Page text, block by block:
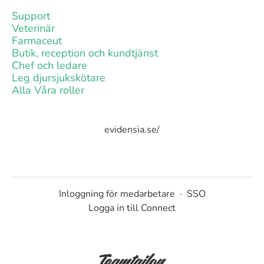
Support
Veterinär
Farmaceut
Butik, reception och kundtjänst
Chef och ledare
Leg djursjukskötare
Alla Våra roller
evidensia.se/
Inloggning för medarbetare · SSO
Logga in till Connect